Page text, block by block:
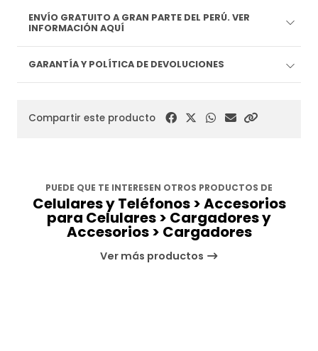
ENVÍO GRATUITO A GRAN PARTE DEL PERÚ. VER
INFORMACIÓN AQUÍ
GARANTÍA Y POLÍTICA DE DEVOLUCIONES
Compartir este producto
PUEDE QUE TE INTERESEN OTROS PRODUCTOS DE
Celulares y Teléfonos > Accesorios
para Celulares > Cargadores y
Accesorios > Cargadores
Ver más productos